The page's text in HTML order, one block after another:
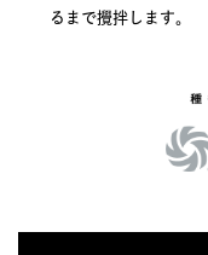
るまで攪拌します。